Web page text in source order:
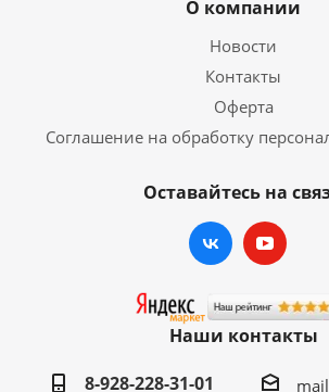
О компании
Новости
Контакты
Оферта
Соглашение на обработку
Оставайтесь на
Наши контакты
8-928-228-31-01